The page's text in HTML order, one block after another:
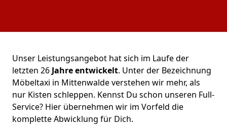
Unser Leistungsangebot hat sich im Laufe der
letzten 26 Jahre entwickelt. Unter der Bezeichnung
Möbeltaxi in Mittenwalde verstehen wir mehr, als
nur Kisten schleppen. Kennst Du schon unseren Full-
Service? Hier übernehmen wir im Vorfeld die
komplette Abwicklung für Dich.